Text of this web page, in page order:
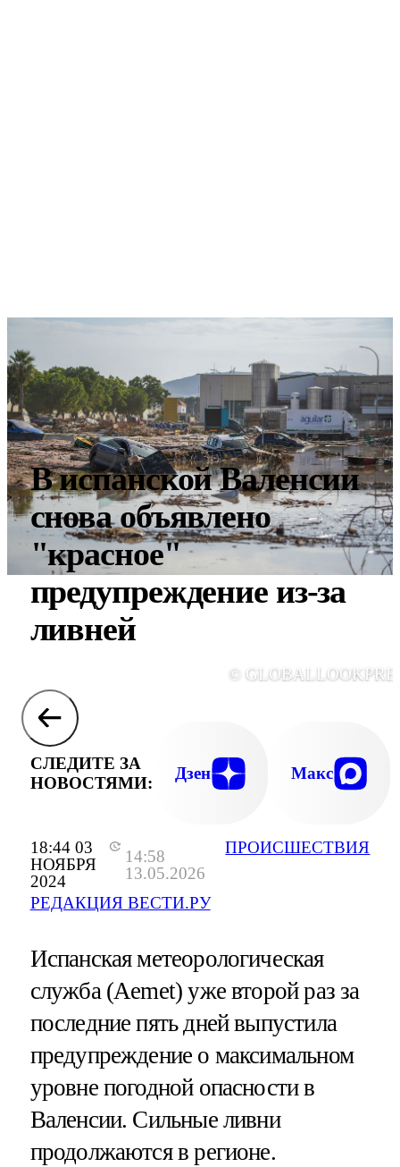
18:44 03
НОЯБРЯ
2024
14:58
13.05.2026
РЕДАКЦИЯ ВЕСТИ.РУ
ПРОИСШЕСТВИЯ
В испанской Валенсии
снова объявлено
"красное"
предупреждение из-за
ливней
©
СЛЕДИТЕ ЗА
НОВОСТЯМИ:
Дзен Макс
Испанская метеорологическая
служба (Aemet) уже второй раз за
последние пять дней выпустила
предупреждение о максимальном
уровне погодной опасности в
Валенсии. Сильные ливни
продолжаются в регионе.